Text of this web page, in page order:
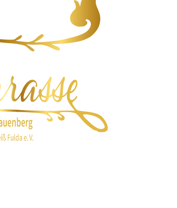
Internetseite der Thai-Terrasse in